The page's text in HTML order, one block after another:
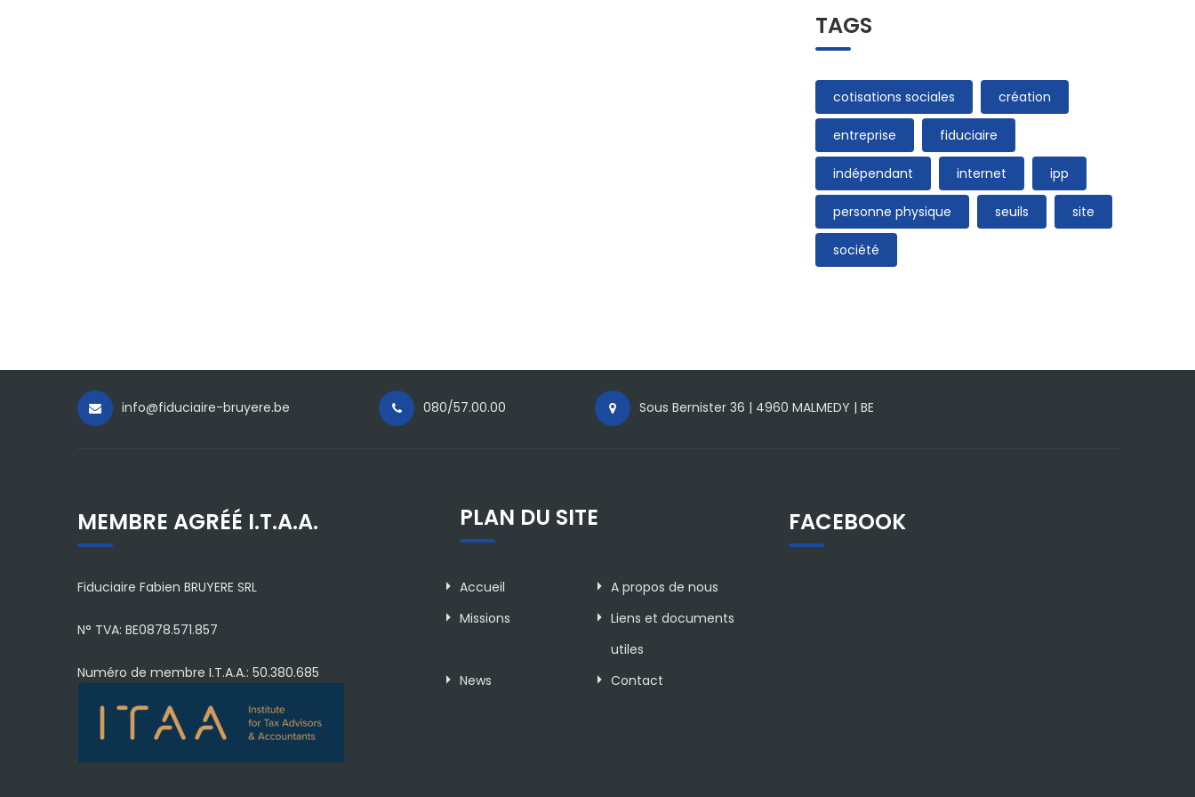
TAGS
cotisations sociales création
entreprise fiduciaire
indépendant internet ipp
personne physique seuils site
société
info@fiduciaire-bruyere.be 080/57.00.00 Sous Bernister 36 | 4960 MALMEDY | BE
MEMBRE AGRÉÉ I.T.A.A.
Fiduciaire Fabien BRUYERE SRL
N° TVA: BE0878.571.857
Numéro de membre I.T.A.A.: 50.380.685
PLAN DU SITE
Accueil
A propos de nous
Missions
Liens et documents
utiles
News
Contact
FACEBOOK